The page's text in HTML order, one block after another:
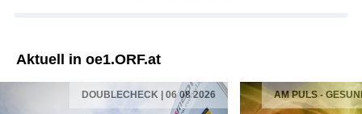
Aktuell in oe1.ORF.at
DOUBLECHECK | 06 08 2026 AM PULS -